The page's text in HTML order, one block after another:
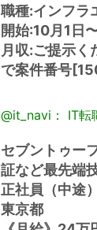
職種:インフラ
開始:10月1日
月収:ご提示
で案件番号
@it_navi： IT転
セブントゥー
証など最先端
正社員（中途）
東京都